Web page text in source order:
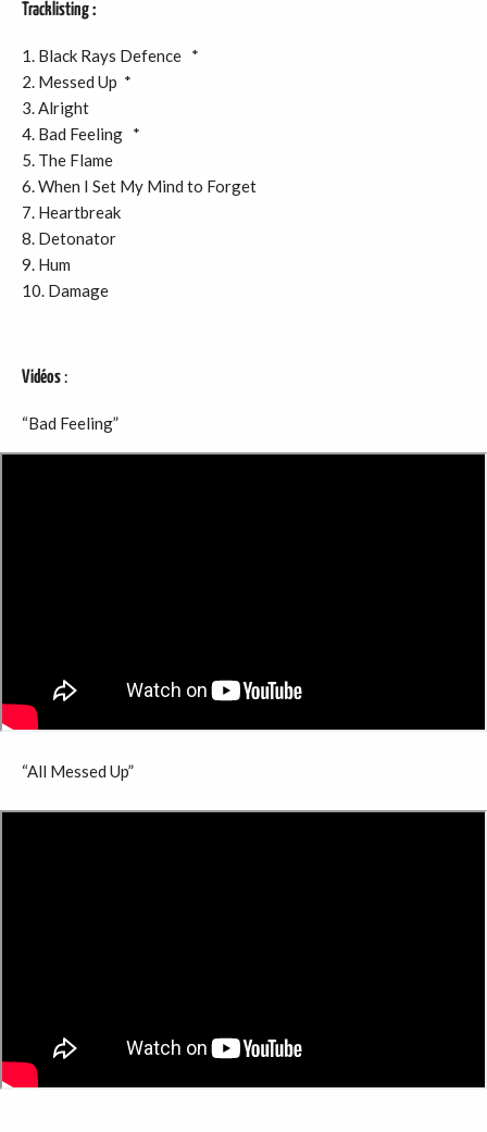
Tracklisting :
1. Black Rays Defence *
2. Messed Up *
3. Alright
4. Bad Feeling *
5. The Flame
6. When I Set My Mind to Forget
7. Heartbreak
8. Detonator
9. Hum
10. Damage
Vidéos:
“Bad Feeling”
“All Messed Up”